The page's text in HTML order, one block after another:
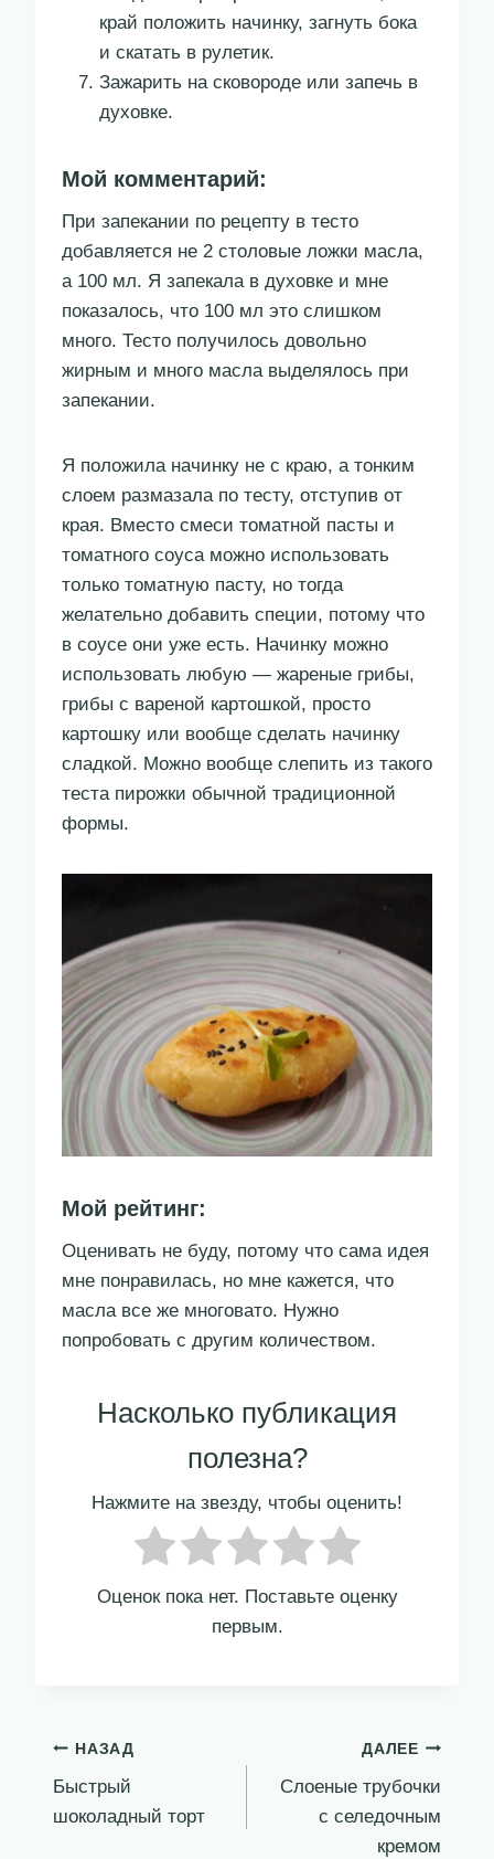
край положить начинку, загнуть бока
и скатать в рулетик.
Зажарить на сковороде или запечь в
духовке.
Мой комментарий:
При запекании по рецепту в тесто
добавляется не 2 столовые ложки масла,
а 100 мл. Я запекала в духовке и мне
показалось, что 100 мл это слишком
много. Тесто получилось довольно
жирным и много масла выделялось при
запекании.
Я положила начинку не с краю, а тонким
слоем размазала по тесту, отступив от
края. Вместо смеси томатной пасты и
томатного соуса можно использовать
только томатную пасту, но тогда
желательно добавить специи, потому что
в соусе они уже есть. Начинку можно
использовать любую — жареные грибы,
грибы с вареной картошкой, просто
картошку или вообще сделать начинку
сладкой. Можно вообще слепить из такого
теста пирожки обычной традиционной
формы.
Мой рейтинг:
Оценивать не буду, потому что сама идея
мне понравилась, но мне кажется, что
масла все же многовато. Нужно
попробовать с другим количеством.
Насколько публикация
полезна?
Нажмите на звезду, чтобы оценить!
Оценок пока нет. Поставьте оценку
первым.
Навигация
по
НАЗАД
Быстрый
шоколадный торт
ДАЛЕЕ
Слоеные трубочки
с селедочным
кремом